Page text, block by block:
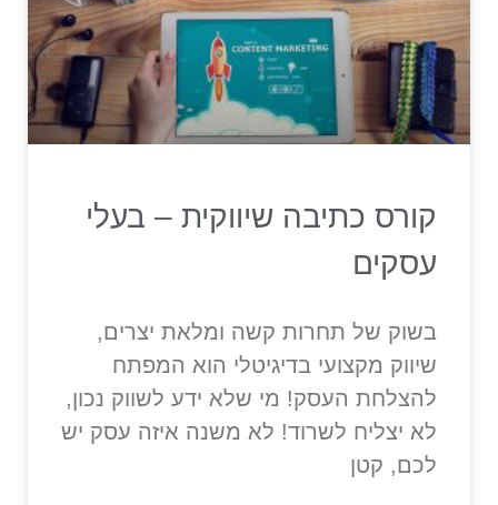
קורס כתיבה שיווקית – בעלי
עסקים
בשוק של תחרות קשה ומלאת יצרים,
שיווק מקצועי בדיגיטלי הוא המפתח
להצלחת העסק! מי שלא ידע לשווק נכון,
לא יצליח לשרוד! לא משנה איזה עסק יש
לכם, קטן